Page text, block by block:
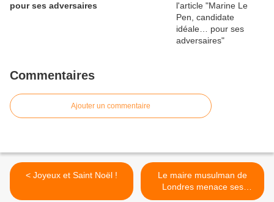
pour ses adversaires
Commentaires
Ajouter un commentaire
< Joyeux et Saint Noël !
Le maire musulman de
Londres menace ses
administrés qu'une visite de